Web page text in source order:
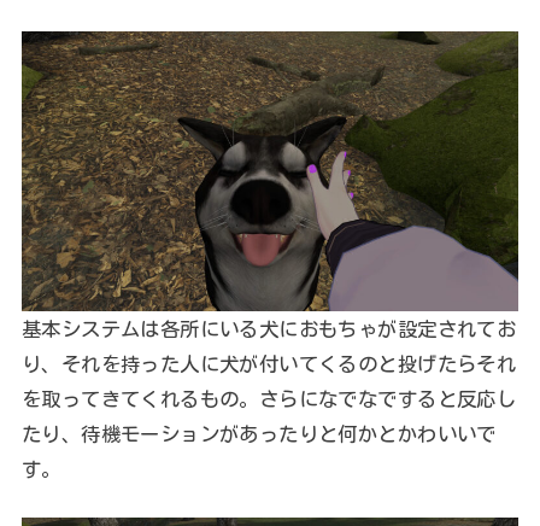
基本システムは各所にいる犬におもちゃが設定されてお
り、それを持った人に犬が付いてくるのと投げたらそれ
を取ってきてくれるもの。さらになでなですると反応し
たり、待機モーションがあったりと何かとかわいいで
す。